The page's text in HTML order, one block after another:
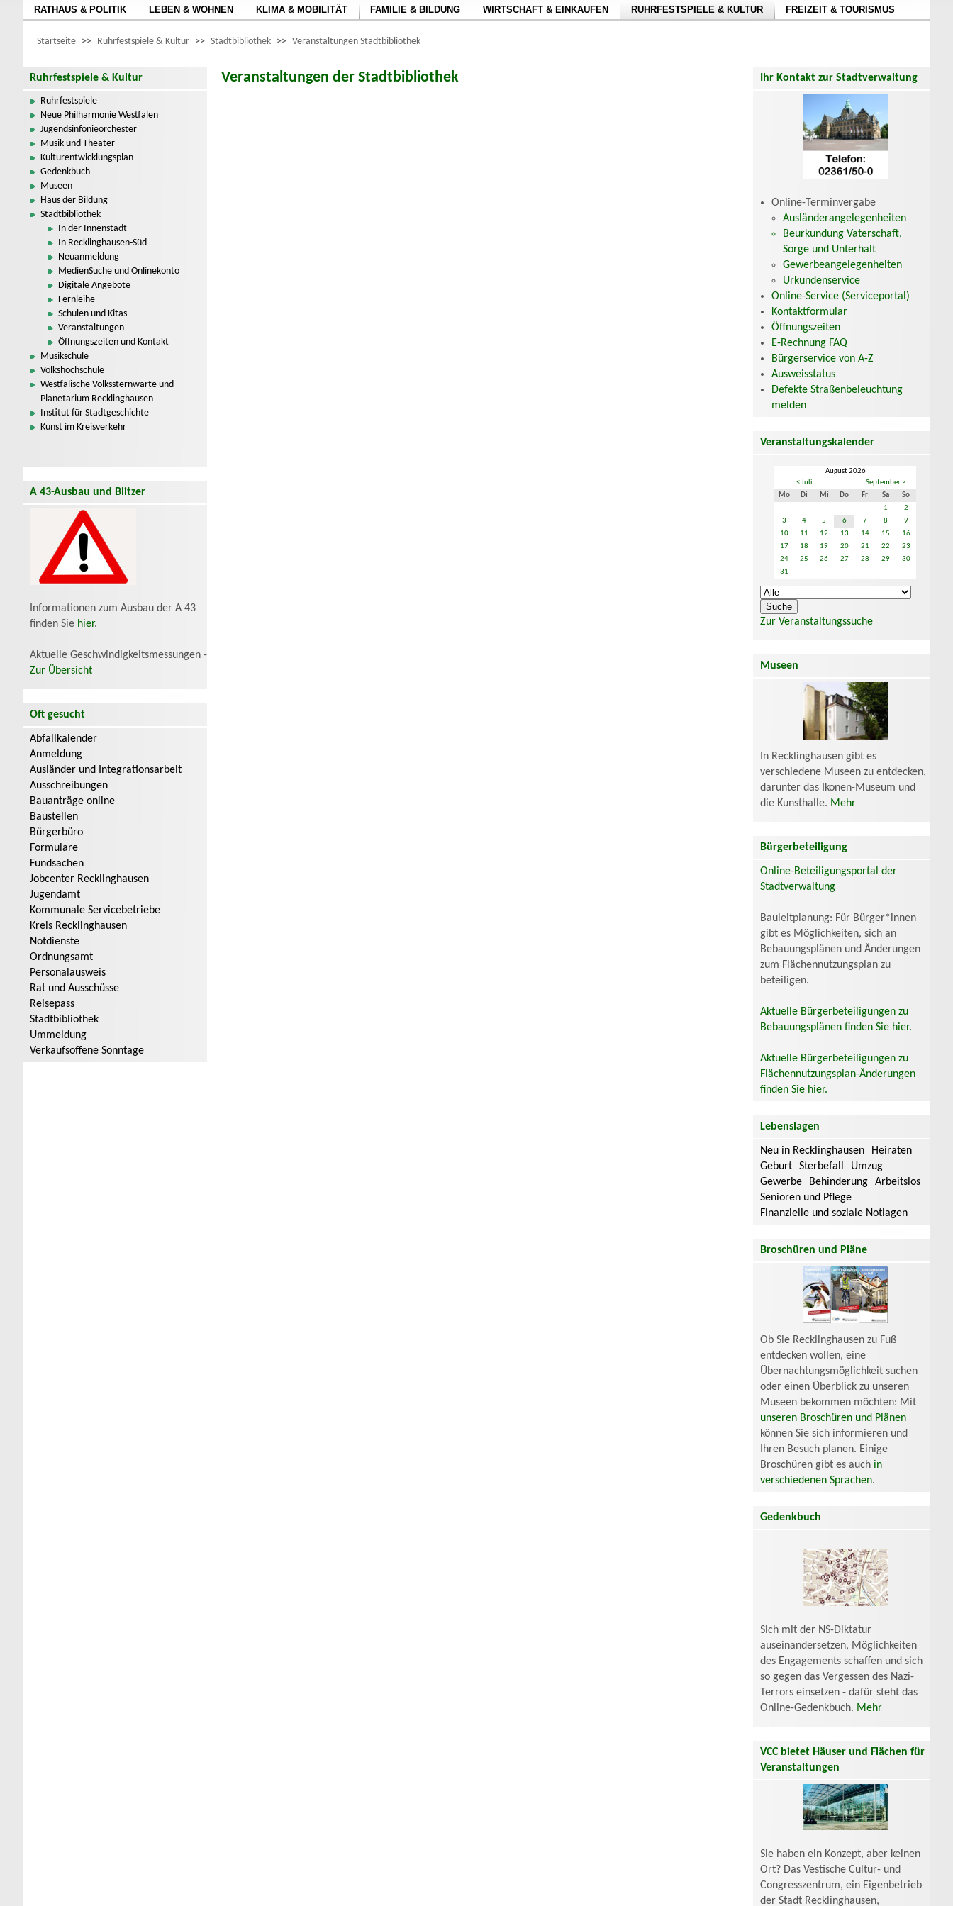
RATHAUS & POLITIK LEBEN & WOHNEN KLIMA & MOBILITÄT FAMILIE & BILDUNG WIRTSCHAFT & EINKAUFEN RUHRFESTSPIELE & KULTUR FREIZEIT & TOURISMUS
Startseite >> Ruhrfestspiele & Kultur >> Stadtbibliothek >> Veranstaltungen Stadtbibliothek
Ruhrfestspiele & Kultur
Ruhrfestspiele
Neue Philharmonie Westfalen
Jugendsinfonieorchester
Musik und Theater
Kulturentwicklungsplan
Gedenkbuch
Museen
Haus der Bildung
Stadtbibliothek
In der Innenstadt
In Recklinghausen-Süd
Neuanmeldung
MedienSuche und Onlinekonto
Digitale Angebote
Fernleihe
Schulen und Kitas
Veranstaltungen
Öffnungszeiten und Kontakt
Musikschule
Volkshochschule
Westfälische Volkssternwarte und
Planetarium Recklinghausen
Institut für Stadtgeschichte
Kunst im Kreisverkehr
A 43-Ausbau und Blitzer
Informationen zum Ausbau der A 43
finden Sie hier.
Aktuelle Geschwindigkeitsmessungen -
Zur Übersicht
Oft gesucht
Abfallkalender
Anmeldung
Ausländer und Integrationsarbeit
Ausschreibungen
Bauanträge online
Baustellen
Bürgerbüro
Formulare
Fundsachen
Jobcenter Recklinghausen
Jugendamt
Kommunale Servicebetriebe
Kreis Recklinghausen
Notdienste
Ordnungsamt
Personalausweis
Rat und Ausschüsse
Reisepass
Stadtbibliothek
Ummeldung
Verkaufsoffene Sonntage
Veranstaltungen der Stadtbibliothek Ihr Kontakt zur Stadtverwaltung
Online-Terminvergabe
Ausländerangelegenheiten
Beurkundung Vaterschaft,
Sorge und Unterhalt
Gewerbeangelegenheiten
Urkundenservice
Online-Service (Serviceportal)
Kontaktformular
Öffnungszeiten
E-Rechnung FAQ
Bürgerservice von A-Z
Ausweisstatus
Defekte Straßenbeleuchtung
melden
Veranstaltungskalender
August 2026
< Juli
September >
Mo
Di Mi Do Fr Sa
So
1
2
3
4 5 6 7 8
9
10
11 12 13 14 15
16
17
18 19 20 21 22
23
24
25 26 27 28 29
30
31
Zur Veranstaltungssuche
Museen
In Recklinghausen gibt es
verschiedene Museen zu entdecken,
darunter das Ikonen-Museum und
die Kunsthalle. Mehr
Bürgerbeteiligung
Online-Beteiligungsportal der
Stadtverwaltung
Bauleitplanung: Für Bürger*innen
gibt es Möglichkeiten, sich an
Bebauungsplänen und Änderungen
zum Flächennutzungsplan zu
beteiligen.
Aktuelle Bürgerbeteiligungen zu
Bebauungsplänen finden Sie hier.
Aktuelle Bürgerbeteiligungen zu
Flächennutzungsplan-Änderungen
finden Sie hier.
Lebenslagen
Neu in Recklinghausen
Heiraten
Geburt
Sterbefall
Umzug
Gewerbe
Behinderung
Arbeitslos
Senioren und Pflege
Finanzielle und soziale Notlagen
Broschüren und Pläne
Ob Sie Recklinghausen zu Fuß
entdecken wollen, eine
Übernachtungsmöglichkeit suchen
oder einen Überblick zu unseren
Museen bekommen möchten: Mit
unseren Broschüren und Plänen
können Sie sich informieren und
Ihren Besuch planen. Einige
Broschüren gibt es auch in
verschiedenen Sprachen.
Gedenkbuch
Sich mit der NS-Diktatur
auseinandersetzen, Möglichkeiten
des Engagements schaffen und sich
so gegen das Vergessen des Nazi-
Terrors einsetzen - dafür steht das
Online-Gedenkbuch. Mehr
VCC bietet Häuser und Flächen für
Veranstaltungen
Sie haben ein Konzept, aber keinen
Ort? Das Vestische Cultur- und
Congresszentrum, ein Eigenbetrieb
der Stadt Recklinghausen,